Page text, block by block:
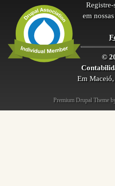
Registre-
em
©
Em
Premium Drupal Theme